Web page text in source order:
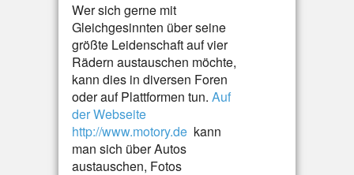
Wer sich gerne mit
Gleichgesinnten über seine
größte Leidenschaft auf vier
Rädern austauschen möchte,
kann dies in diversen Foren
oder auf Plattformen tun. Auf
der Webseite
http://www.motory.de kann
man sich über Autos
austauschen, Fotos